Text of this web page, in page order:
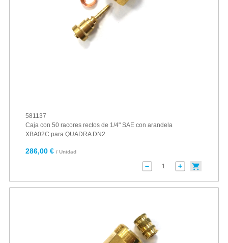
581137
Caja con 50 racores rectos de 1/4" SAE con arandela
XBA02C para QUADRA DN2
286,00 € / Unidad